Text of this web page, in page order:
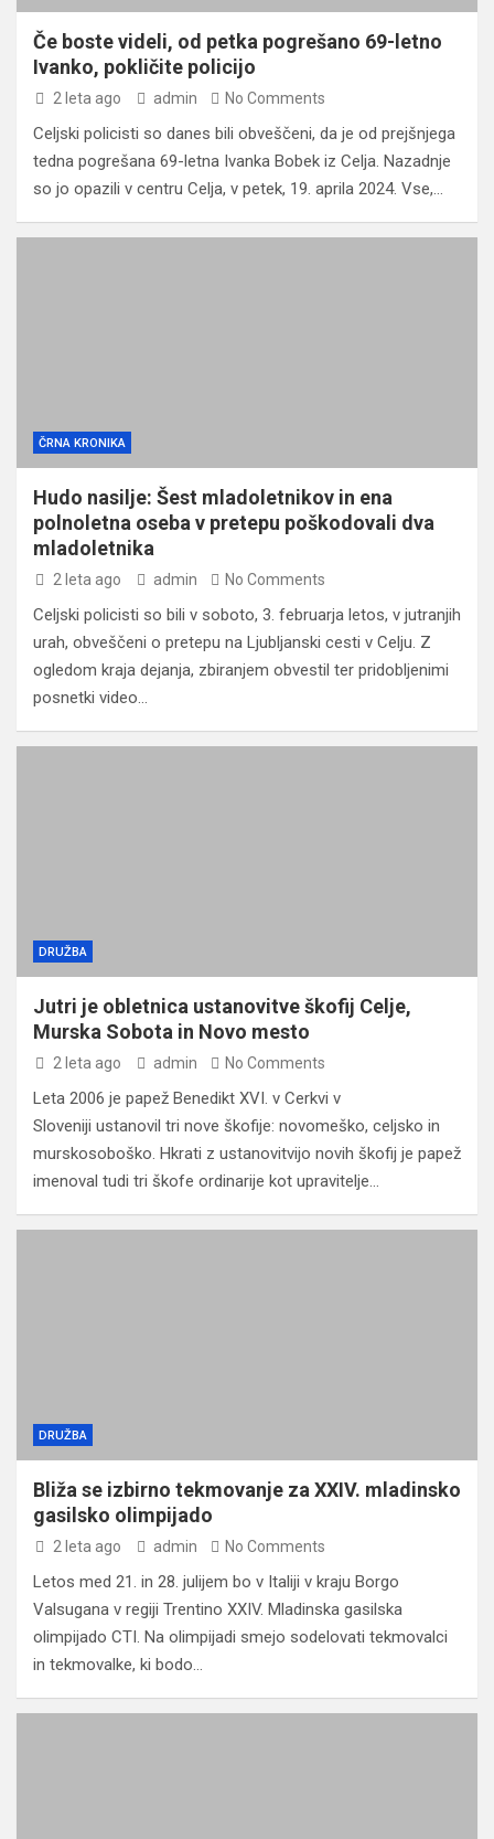
Če boste videli, od petka pogrešano 69-letno
Ivanko, pokličite policijo
2 leta ago admin No Comments
Celjski policisti so danes bili obveščeni, da je od prejšnjega
tedna pogrešana 69-letna Ivanka Bobek iz Celja. Nazadnje
so jo opazili v centru Celja, v petek, 19. aprila 2024. Vse,…
ČRNA KRONIKA
Hudo nasilje: Šest mladoletnikov in ena
polnoletna oseba v pretepu poškodovali dva
mladoletnika
2 leta ago admin No Comments
Celjski policisti so bili v soboto, 3. februarja letos, v jutranjih
urah, obveščeni o pretepu na Ljubljanski cesti v Celju. Z
ogledom kraja dejanja, zbiranjem obvestil ter pridobljenimi
posnetki video…
DRUŽBA
Jutri je obletnica ustanovitve škofij Celje,
Murska Sobota in Novo mesto
2 leta ago admin No Comments
Leta 2006 je papež Benedikt XVI. v Cerkvi v
Sloveniji ustanovil tri nove škofije: novomeško, celjsko in
murskosoboško. Hkrati z ustanovitvijo novih škofij je papež
imenoval tudi tri škofe ordinarije kot upravitelje…
DRUŽBA
Bliža se izbirno tekmovanje za XXIV. mladinsko
gasilsko olimpijado
2 leta ago admin No Comments
Letos med 21. in 28. julijem bo v Italiji v kraju Borgo
Valsugana v regiji Trentino XXIV. Mladinska gasilska
olimpijado CTI. Na olimpijadi smejo sodelovati tekmovalci
in tekmovalke, ki bodo…